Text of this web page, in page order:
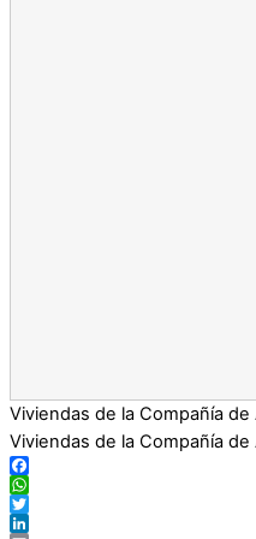
Viviendas de la Compañía de
Viviendas de la Compañía de
Facebook
WhatsApp
Twitter